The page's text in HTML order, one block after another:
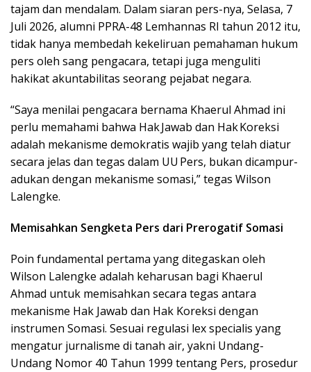
tajam dan mendalam. Dalam siaran pers-nya, Selasa, 7
Juli 2026, alumni PPRA-48 Lemhannas RI tahun 2012 itu,
tidak hanya membedah kekeliruan pemahaman hukum
pers oleh sang pengacara, tetapi juga menguliti
hakikat akuntabilitas seorang pejabat negara.
“Saya menilai pengacara bernama Khaerul Ahmad ini
perlu memahami bahwa Hak Jawab dan Hak Koreksi
adalah mekanisme demokratis wajib yang telah diatur
secara jelas dan tegas dalam UU Pers, bukan dicampur-
adukan dengan mekanisme somasi,” tegas Wilson
Lalengke.
Memisahkan Sengketa Pers dari Prerogatif Somasi
Poin fundamental pertama yang ditegaskan oleh
Wilson Lalengke adalah keharusan bagi Khaerul
Ahmad untuk memisahkan secara tegas antara
mekanisme Hak Jawab dan Hak Koreksi dengan
instrumen Somasi. Sesuai regulasi lex specialis yang
mengatur jurnalisme di tanah air, yakni Undang-
Undang Nomor 40 Tahun 1999 tentang Pers, prosedur